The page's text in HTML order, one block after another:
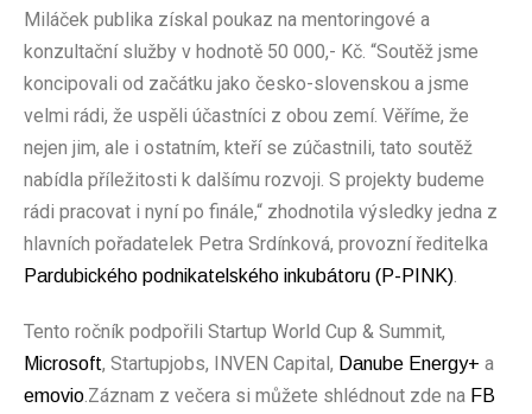
Miláček publika získal poukaz na mentoringové a
konzultační služby v hodnotě 50 000,- Kč. “Soutěž jsme
koncipovali od začátku jako česko-slovenskou a jsme
velmi rádi, že uspěli účastníci z obou zemí. Věříme, že
nejen jim, ale i ostatním, kteří se zúčastnili, tato soutěž
nabídla příležitosti k dalšímu rozvoji. S projekty budeme
rádi pracovat i nyní po finále,“ zhodnotila výsledky jedna z
hlavních pořadatelek Petra Srdínková, provozní ředitelka
Pardubického podnikatelského inkubátoru (P-PINK).
Tento ročník podpořili Startup World Cup & Summit,
Microsoft, Startupjobs, INVEN Capital, Danube Energy+ a
emovio.Záznam z večera si můžete shlédnout zde na FB